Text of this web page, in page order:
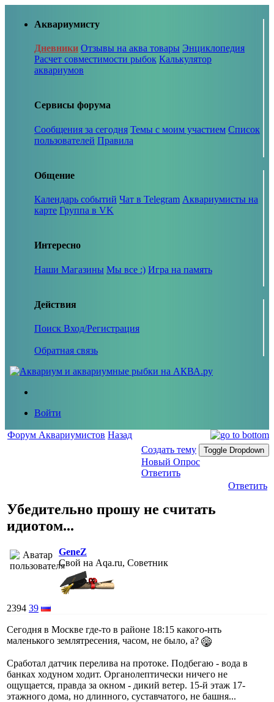
Аквариумисту
Дневники Отзывы на аква товары Энциклопедия
Расчет совместимости рыбок Калькулятор
аквариумов
Сервисы форума
Сообщения за сегодня Темы с моим участием Список
пользователей Правила
Общение
Календарь событий Чат в Telegram Аквариумисты на
карте Группа в VK
Интересно
Наши Магазины Мы все :) Игра на память
Действия
Поиск Вход/Регистрация
Обратная связь
Войти
Форум Аквариумистов Назад
Создать тему
Toggle Dropdown
Новый Опрос
Ответить
Ответить
Убедительно прошу не считать
идиотом...
GeneZ
Свой на Aqa.ru, Советник
2394 39
Сегодня в Москве где-то в районе 18:15 какого-нть
маленького землятресения, часом, не было, а?
Сработал датчик перелива на протоке. Подбегаю - вода в
банках ходуном ходит. Органолептически ничего не
ощущается, правда за окном - дикий ветер. 15-й этаж 17-
этажного дома, но длинного, суставчатого, не башня...